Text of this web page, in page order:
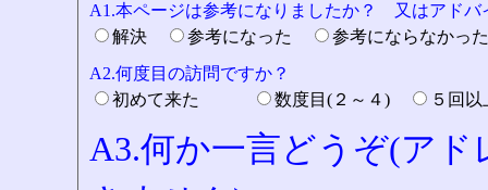
A1.本ページは参考になりましたか？ 又はアドバ
解決
参考になった
参考にならなか
A2.何度目の訪問ですか？
初めて来た
数度目(２～４) ５回
A3.何か一言どうぞ(ア